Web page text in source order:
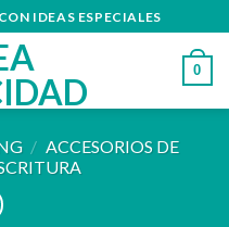
IDEAS ESPECIALES
0
/ ACCESORIOS DE